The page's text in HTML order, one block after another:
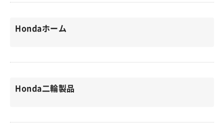
Hondaホーム
Honda二輪製品